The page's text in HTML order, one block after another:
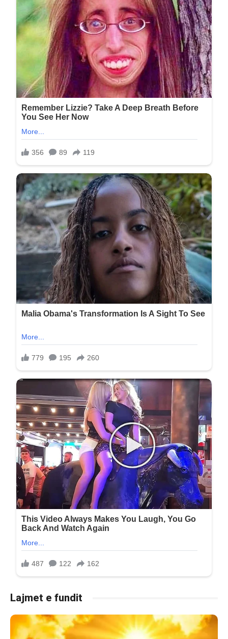
Lajmet e fundit